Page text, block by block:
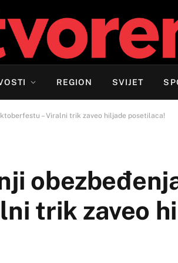
REGION SVIJET
– Viralni trik zaveo hiljade posetilaca!
trik zaveo